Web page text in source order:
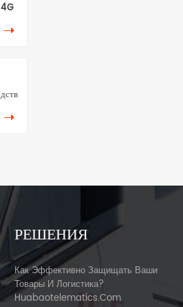
РЕШЕНИЯ
Как Эффективно Защищать Ваши
Товары И Логистика?
Huabaotelematics.com